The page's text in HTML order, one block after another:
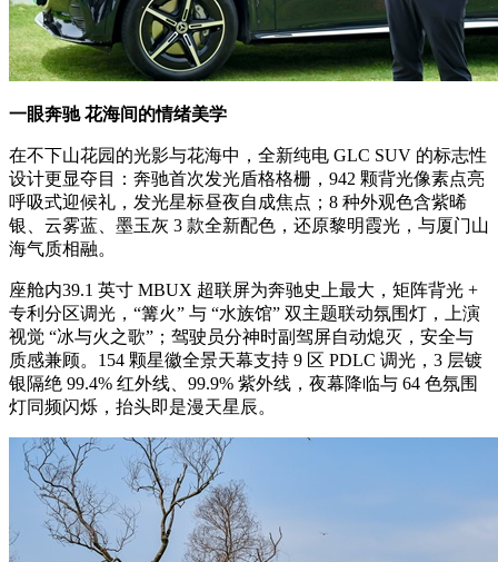
一眼奔驰 花海间的情绪美学
在不下山花园的光影与花海中，全新纯电 GLC SUV 的标志性
设计更显夺目：奔驰首次发光盾格格栅，942 颗背光像素点亮
呼吸式迎候礼，发光星标昼夜自成焦点；8 种外观色含紫晞
银、云雾蓝、墨玉灰 3 款全新配色，还原黎明霞光，与厦门山
海气质相融。
座舱内39.1 英寸 MBUX 超联屏为奔驰史上最大，矩阵背光 +
专利分区调光，“篝火” 与 “水族馆” 双主题联动氛围灯，上演
视觉 “冰与火之歌”；驾驶员分神时副驾屏自动熄灭，安全与
质感兼顾。154 颗星徽全景天幕支持 9 区 PDLC 调光，3 层镀
银隔绝 99.4% 红外线、99.9% 紫外线，夜幕降临与 64 色氛围
灯同频闪烁，抬头即是漫天星辰。